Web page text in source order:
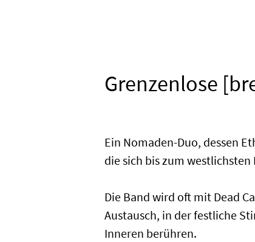
Grenzenlose
Ein Nomaden-Duo, dessen
die sich bis zum
Die Band wird oft mit Dead
Austausch, in der festliche
Inneren berühren.